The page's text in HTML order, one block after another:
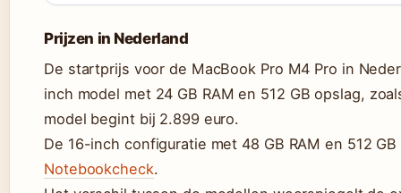
Prijzen in Nederland
De startprijs voor de MacBook Pro M4 Pro in
inch model met 24 GB RAM en 512 GB opslag,
model begint bij 2.899 euro.
De 16-inch configuratie met 48 GB RAM en 512
Notebookcheck.